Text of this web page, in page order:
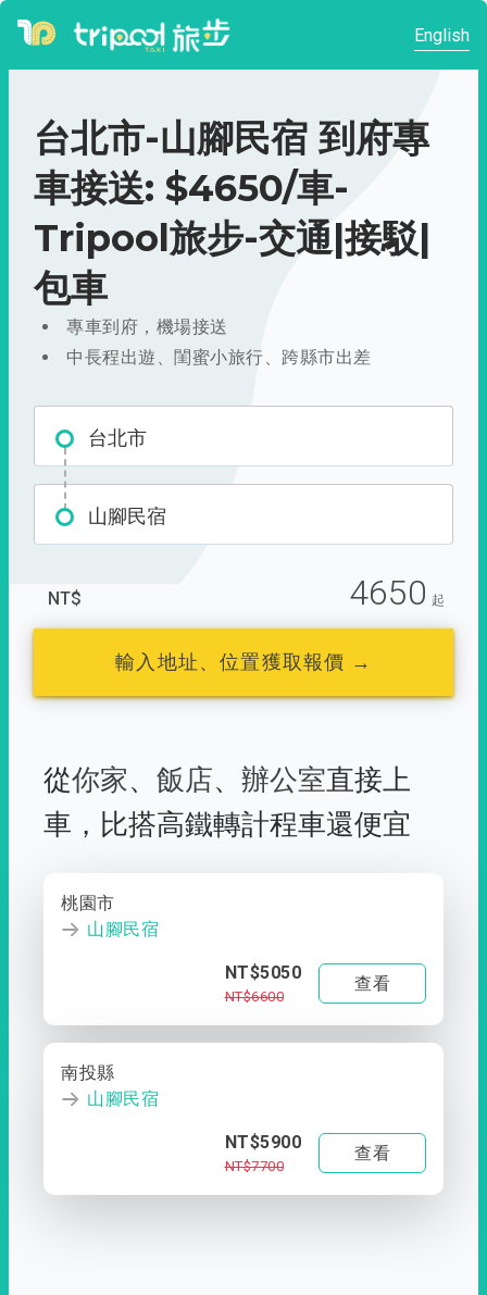
English
台北市-山腳民宿 到府專
車接送: $4650/車-
Tripool旅步-交通|接駁|
包車
專車到府，機場接送
中長程出遊、閨蜜小旅行、跨縣市出差
台北市
山腳民宿
NT$ 4650 起
輸入地址、位置獲取報價 →
從你家、 飯店、 辦公室直接上
車， 比搭高鐵轉計程車還便宜
桃園市
山腳民宿
NT$5050
NT$6600
查看
南投縣
山腳民宿
NT$5900
NT$7700
查看